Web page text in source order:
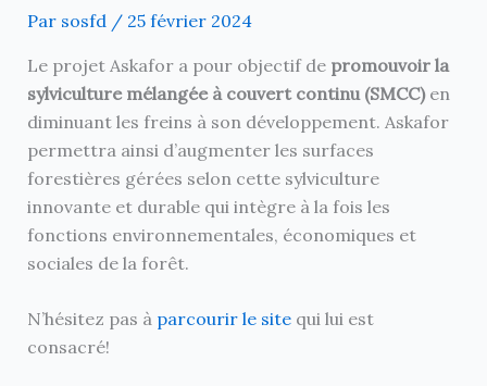
Par sosfd / 25 février 2024
Le projet Askafor a pour objectif de promouvoir la
sylviculture mélangée à couvert continu (SMCC)en
diminuant les freins à son développement. Askafor
permettra ainsi d’augmenter les surfaces
forestières gérées selon cette sylviculture
innovante et durable qui intègre à la fois les
fonctions environnementales, économiques et
sociales de la forêt.
N’hésitez pas à parcourir le sitequi lui est
consacré!